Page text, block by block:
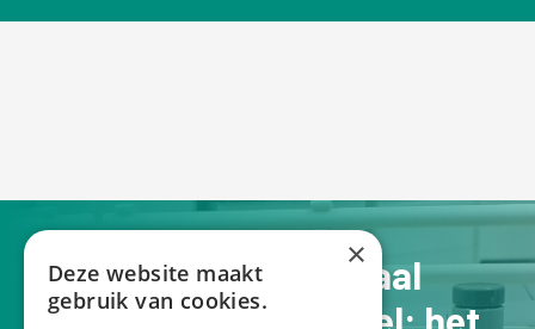
Jouw verhaal op schaal
Een Lego schaalmodel: het
×
Deze website maakt
gebruik van cookies.